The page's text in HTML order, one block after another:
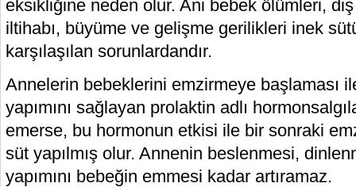
eksikliğine neden olur. Ani bebek ölümleri,
iltihabı, büyüme ve gelişme gerilikleri inek
karşılaşılan sorunlardandır.
Annelerin bebeklerini emzirmeye başlaması
yapımını sağlayan prolaktin adlı
emerse, bu hormonun etkisi ile bir sonraki
süt yapılmış olur. Annenin beslenmesi,
yapımını bebeğin emmesi kadar artıramaz.